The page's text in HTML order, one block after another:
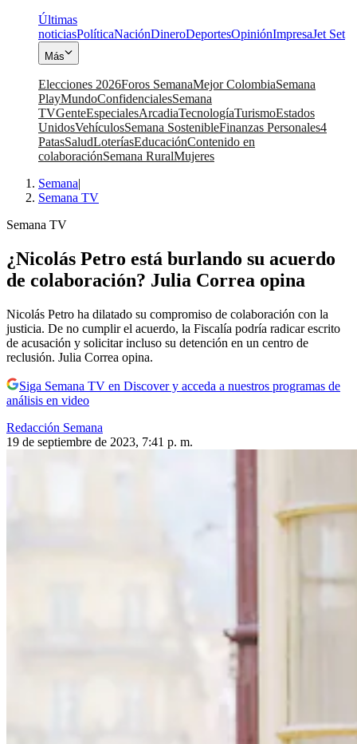
Últimas
noticiasPolíticaNaciónDineroDeportesOpiniónImpresaJet Set
Más
Elecciones 2026Foros SemanaMejor ColombiaSemana
PlayMundoConfidencialesSemana
TVGenteEspecialesArcadiaTecnologíaTurismoEstados
UnidosVehículosSemana SostenibleFinanzas Personales4
PatasSaludLoteríasEducaciónContenido en
colaboraciónSemana RuralMujeres
Semana|
Semana TV
Semana TV
¿Nicolás Petro está burlando su acuerdo
de colaboración? Julia Correa opina
Nicolás Petro ha dilatado su compromiso de colaboración con la
justicia. De no cumplir el acuerdo, la Fiscalía podría radicar escrito
de acusación y solicitar incluso su detención en un centro de
reclusión. Julia Correa opina.
Siga Semana TV en Discover y acceda a nuestros programas de
análisis en video
Redacción Semana
19 de septiembre de 2023, 7:41 p. m.